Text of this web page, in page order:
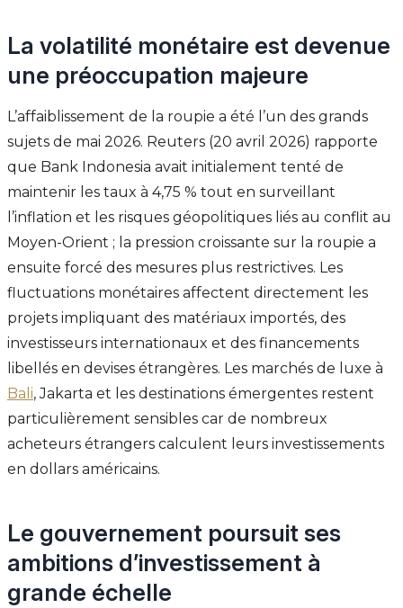
La volatilité monétaire est devenue
une préoccupation majeure
L’affaiblissement de la roupie a été l’un des grands
sujets de mai 2026. Reuters (20 avril 2026) rapporte
que Bank Indonesia avait initialement tenté de
maintenir les taux à 4,75 % tout en surveillant
l’inflation et les risques géopolitiques liés au conflit au
Moyen-Orient ; la pression croissante sur la roupie a
ensuite forcé des mesures plus restrictives. Les
fluctuations monétaires affectent directement les
projets impliquant des matériaux importés, des
investisseurs internationaux et des financements
libellés en devises étrangères. Les marchés de luxe à
Bali, Jakarta et les destinations émergentes restent
particulièrement sensibles car de nombreux
acheteurs étrangers calculent leurs investissements
en dollars américains.
Le gouvernement poursuit ses
ambitions d’investissement à
grande échelle